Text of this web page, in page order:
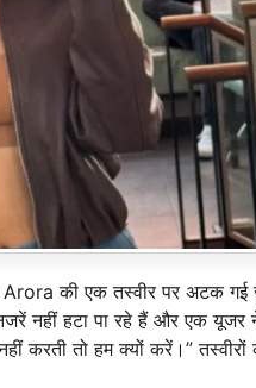
Arora की एक तस्वीर पर अटक
हटा पा रहे हैं और एक यूजर ने
करती तो हम क्यों करें।”